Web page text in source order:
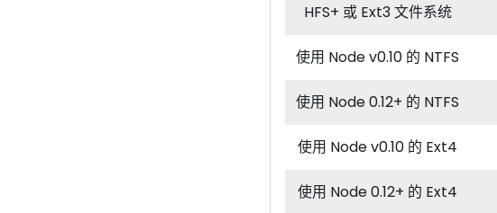
HFS+ 或 Ext3 文件系统
使用 Node v0.10 的 NTFS
使用 Node 0.12+ 的 NTFS
使用 Node v0.10 的 Ext4
使用 Node 0.12+ 的 Ext4